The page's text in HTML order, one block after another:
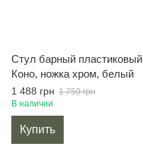
Стул барный пластиковый
Коно, ножка хром, белый
1 488 грн 1 750 грн
В наличии
Купить